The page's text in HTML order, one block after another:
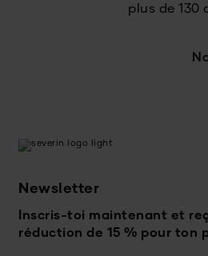
plus de 130
Newsletter
Inscris-toi maintenant et
réduction de 15 % pour ton